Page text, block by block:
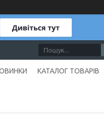
КАТАЛОГ ТОВАРІВ